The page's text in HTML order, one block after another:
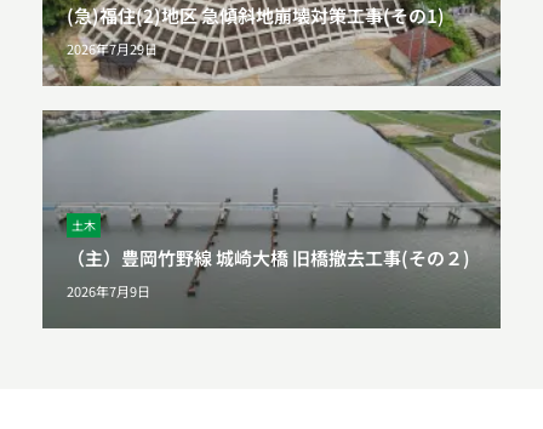
(急)福住(2)地区 急傾斜地崩壊対策工事(その1)
2026年7月29日
土木
（主）豊岡竹野線 城崎大橋 旧橋撤去工事(その２)
2026年7月9日